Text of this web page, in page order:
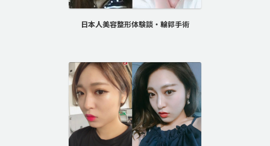
日本人美容整形体験談・輪郭手術